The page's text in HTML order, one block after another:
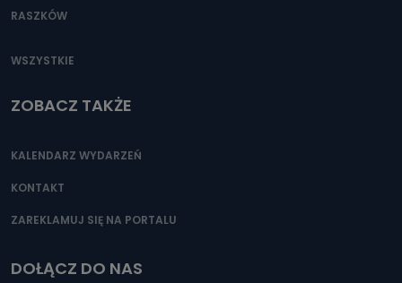
RASZKÓW
WSZYSTKIE
ZOBACZ TAKŻE
KALENDARZ WYDARZEŃ
KONTAKT
ZAREKLAMUJ SIĘ NA PORTALU
DOŁĄCZ DO NAS